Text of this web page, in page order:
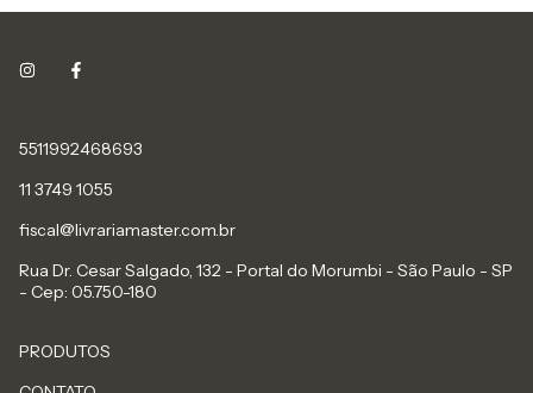
5511992468693
11 3749 1055
fiscal@livrariamaster.com.br
Rua Dr. Cesar Salgado, 132 - Portal do Morumbi - São Paulo - SP
- Cep: 05.750-180
PRODUTOS